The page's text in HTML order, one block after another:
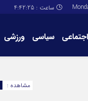
ساعت : 4:42:25
اجتماعی سیاسی ورزشی
مشاهده :